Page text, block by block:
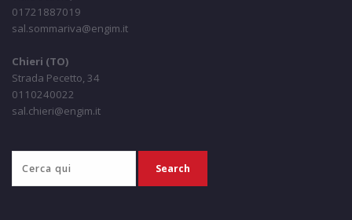
01721887019
sal.sommariva@engim.it
Chieri (TO)
Strada Pecetto, 34
0110240022
sal.chieri@engim.it